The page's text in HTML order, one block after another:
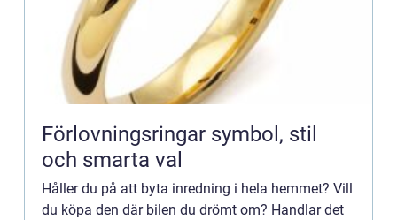
Förlovningsringar symbol, stil
och smarta val
Håller du på att byta inredning i hela hemmet? Vill
du köpa den där bilen du drömt om? Handlar det